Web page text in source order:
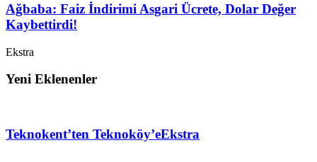
Ağbaba: Faiz İndirimi Asgari Ücrete, Dolar Değer
Kaybettirdi!
Ekstra
Yeni Eklenenler
Teknokent’ten Teknoköy’eEkstra